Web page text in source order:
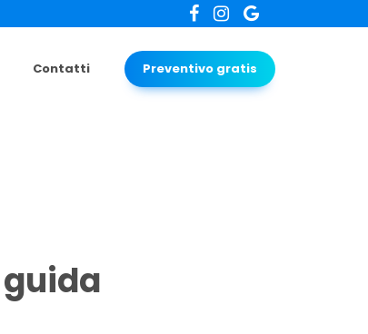
Contatti Preventivo gratis